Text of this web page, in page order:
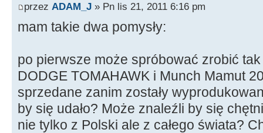
przez ADAM_J » Pn lis 21, 2011 6:16 pm
mam takie dwa pomysły:
po pierwsze może spróbować zrobić
DODGE TOMAHAWK i Munch Mamut
sprzedane zanim zostały
by się udało? Może znaleźli by się
nie tylko z Polski ale z całego świata?